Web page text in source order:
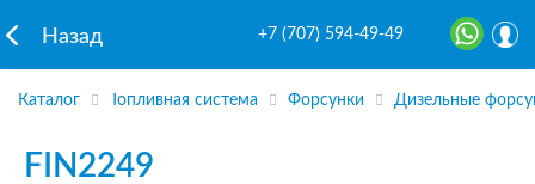
Назад +7 (707) 594-49-49
Каталог Топливная система Форсунки Дизельные
FIN2249